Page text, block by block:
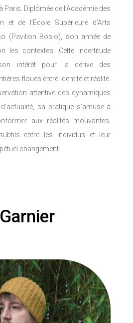
Paris. Diplômée de l’Académie des
et de l’École Supérieure d’Arts
(Pavillon Bosio), son année de
les contextes. Cette incertitude
intérêt pour la dérive des
floues entre identité et réalité.
attentive des dynamiques
sa pratique s’amuse à
aux réalités mouvantes,
entre les individus et leur
changement.